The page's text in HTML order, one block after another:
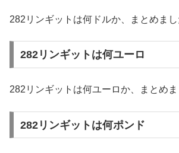
282リンギットは何ドルか、まとめまし
282リンギットは何ユーロ
282リンギットは何ユーロか、まとめま
282リンギットは何ポンド